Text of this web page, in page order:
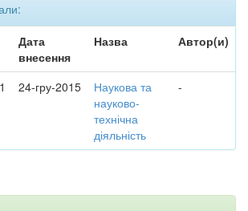
Дата
внесення
Назва Автор(и)
24-гру-2015
Наукова та
науково-
технічна
діяльність
-